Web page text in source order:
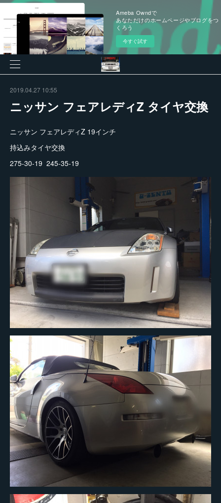
Ameba Owndで
あなただけのホームページやブログをつ
くろう
今すぐ試す
2019.04.27 10:55
ニッサン フェアレディZ タイヤ交換
ニッサン フェアレディZ 19インチ
持込みタイヤ交換
275-30-19 245-35-19